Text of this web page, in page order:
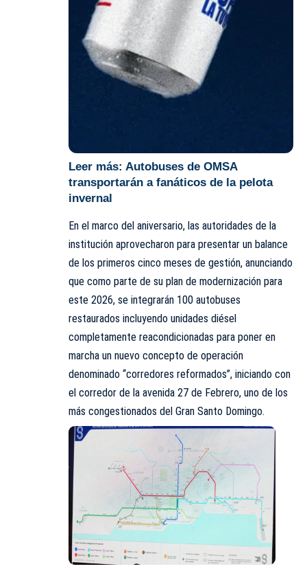
Leer más: Autobuses de OMSA
transportarán a fanáticos de la pelota
invernal
En el marco del aniversario, las autoridades de la
institución aprovecharon para presentar un balance
de los primeros cinco meses de gestión, anunciando
que como parte de su plan de modernización para
este 2026, se integrarán 100 autobuses
restaurados incluyendo unidades diésel
completamente reacondicionadas para poner en
marcha un nuevo concepto de operación
denominado “corredores reformados”, iniciando con
el corredor de la avenida 27 de Febrero, uno de los
más congestionados del Gran Santo Domingo.